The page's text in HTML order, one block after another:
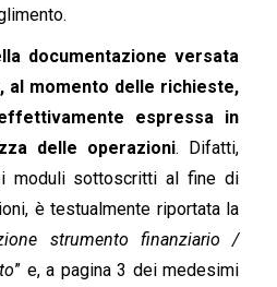
documentazione versata
al momento delle richieste,
espressa in
delle operazioni. Difatti,
moduli sottoscritti al fine di
è testualmente riportata la
strumento finanziario /
” e, a pagina 3 dei medesimi